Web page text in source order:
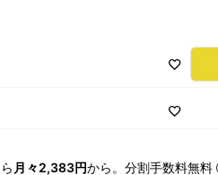
月々2,383円から。分割手数料無料